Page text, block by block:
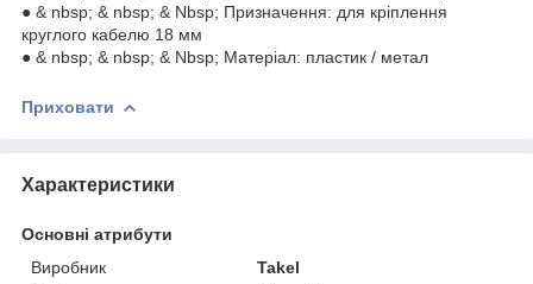
● & nbsp; & nbsp; & Nbsp; Призначення: для кріплення
круглого кабелю 18 мм
● & nbsp; & nbsp; & Nbsp; Матеріал: пластик / метал
Приховати
Характеристики
Основні атрибути
Виробник
Takel